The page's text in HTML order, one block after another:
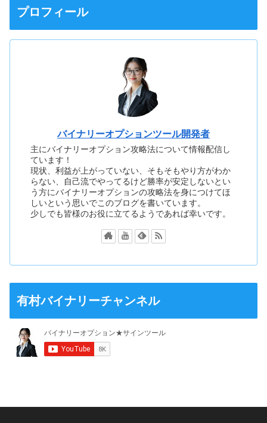
プロフィール
バイナリーオプションツール開発者
主にバイナリーオプション攻略法について情報配信し
ています！
現状、利益が上がっていない、そもそもやり方がわか
らない、自己流でやってるけど勝率が安定しないとい
う方にバイナリーオプションの攻略法を身につけてほ
しいという思いでこのブログを書いています。
少しでも皆様のお役に立てるようであれば幸いです。
有村バイナリーチャンネル